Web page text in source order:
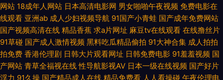
线 91色天堂 91网站在线入口 97页国产精品 久久精品高清免费视频 成人电影
Av网站 91在线免费观看地址 日韩欧美a片在线观看 五月丁香色图 夜间肏屄
免费 51性情网网站 91豆花成人视频 成人毛片网 黑丝AV 久久看久久 日本成
网站 18成年人网站 日本高清电影网 男女啪啪午夜视频 免费电影在
线观看 亚洲ab 成人少妇视频导航 91国产小青蛙 国产成年免费网站
国产视频高清在线 精品香蕉 求a片网址 麻豆tv在线观看 在线撸丝片
91草碰 国产成人激情视频 黑料吃瓜精品偷拍 91大神合集 成人拍拍
拍免费 香港伦理剧 日韩大片观看网址 日韩免费电影 91羞羞视频 国
产网站 青草全福视在线 性导航影视AV 日本一级在线视频 国产好片
浮力 91久操 国产精品成人在线 精品免费看 人人看操碰 午夜伦理电